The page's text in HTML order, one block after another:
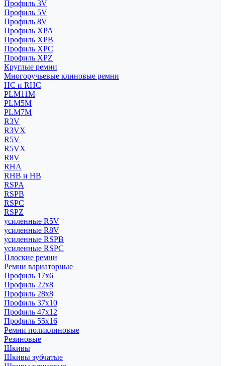
Профиль 3V
Профиль 5V
Профиль 8V
Профиль XPA
Профиль XPB
Профиль XPC
Профиль XPZ
Круглые ремни
Многоручьевые клиновые ремни
HC и RHC
PLM11M
PLM5M
PLM7M
R3V
R3VX
R5V
R5VX
R8V
RHA
RHB и HB
RSPA
RSPB
RSPC
RSPZ
усиленные R5V
усиленные R8V
усиленные RSPB
усиленные RSPC
Плоские ремни
Ремни вариаторные
Профиль 17x6
Профиль 22x8
Профиль 28x8
Профиль 37x10
Профиль 47x12
Профиль 55x16
Ремни поликлиновые
Резиновые
Шкивы
Шкивы зубчатые